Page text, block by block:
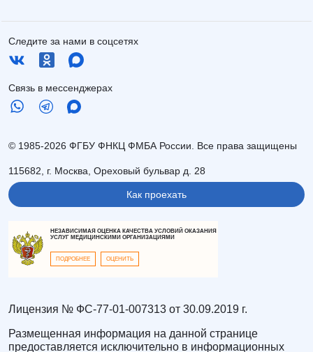
Следите за нами в соцсетях
Связь в мессенджерах
© 1985-2026 ФГБУ ФНКЦ ФМБА России. Все права защищены
115682, г. Москва, Ореховый бульвар д. 28
Как проехать
НЕЗАВИСИМАЯ ОЦЕНКА КАЧЕСТВА УСЛОВИЙ ОКАЗАНИЯ
УСЛУГ МЕДИЦИНСКИМИ ОРГАНИЗАЦИЯМИ
ПОДРОБНЕЕ ОЦЕНИТЬ
Лицензия № ФС-77-01-007313 от 30.09.2019 г.
Размещенная информация на данной странице
предоставляется исключительно в информационных